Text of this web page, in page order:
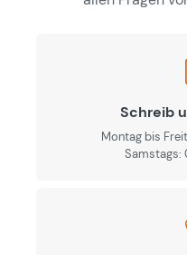
Schreib
Montag bis
Samstags: